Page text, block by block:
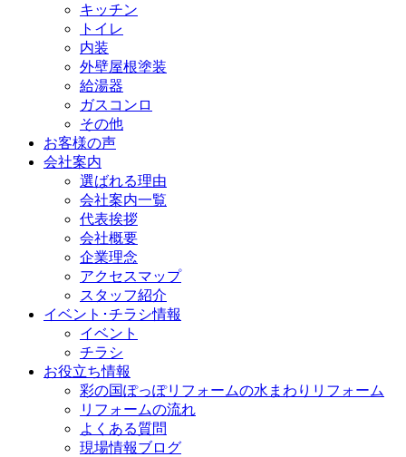
キッチン
トイレ
内装
外壁屋根塗装
給湯器
ガスコンロ
その他
お客様の声
会社案内
選ばれる理由
会社案内一覧
代表挨拶
会社概要
企業理念
アクセスマップ
スタッフ紹介
イベント･チラシ情報
イベント
チラシ
お役立ち情報
彩の国ぽっぽリフォームの水まわりリフォーム
リフォームの流れ
よくある質問
現場情報ブログ